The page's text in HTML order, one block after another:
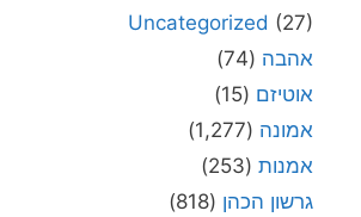
Uncategorized (27)
אהבה (74)
אוטיזם (15)
אמונה (1,277)
אמנות (253)
גרשון הכהן (818)